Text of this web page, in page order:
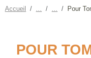
Accueil Pour
POUR